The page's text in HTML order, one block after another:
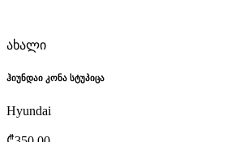
ახალი
ჰიუნდაი კონა სტუპიცა
Hyundai